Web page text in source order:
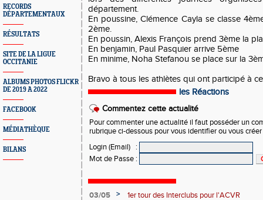
RECORDS
DÉPARTEMENTAUX
RÉSULTATS
SITE DE LA LIGUE
OCCITANIE
ALBUMS PHOTOS FLICKR
DE 2019 A 2022
FACEBOOK
MÉDIATHÈQUE
BILANS
département.
En poussine, Clémence Cayla se classe
2ème.
En poussin, Alexis François prend 3ème la
En benjamin, Paul Pasquier arrive 5ème
En minime, Noha Stefanou se place sur la
Bravo à tous les athlètes qui ont participé à
les Réactions
Commentez cette actualité
Pour commenter une actualité il faut posséder un
rubrique ci-dessous pour vous identifier ou vous
Login (Email)
:
Mot de Passe :
03/05 >
1er tour des Interclubs pour l'ACVR